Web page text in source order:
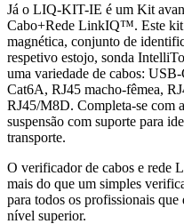
Já o LIQ-KIT-IE é um Kit
Cabo+Rede LinkIQ™. Este kit
magnética, conjunto de
respetivo estojo, sonda
uma variedade de cabos:
Cat6A, RJ45 macho-fêmea,
RJ45/M8D. Completa-se com
suspensão com suporte para
transporte.
O verificador de cabos e
mais do que um simples
para todos os profissionais que
nível superior.